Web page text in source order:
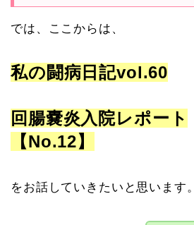
では、ここからは、
私の闘病日記vol.60
回腸嚢炎入院レポート
【No.12】
をお話していきたいと思います。